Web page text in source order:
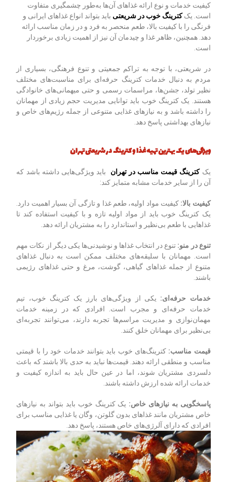
کیفیت خدمات و نوع ارائه غذاهای آن‌ها به‌طور چشمگیری متفاوت
است. یککترینگ خوب در شریعتی باید بتواند انواع غذاهای ایرانی و
فرنگی را با کیفیت بالا، طعم منحصر به فرد و در زمان مناسب ارائه
دهد. همچنین، ظاهر غذا و چیدمان آن نیز از اهمیت زیادی برخوردار
است.
در شریعتی، با توجه به تراکم جمعیتی و تنوع فرهنگی، بسیاری از
مردم به دنبال خدمات کترینگ حرفه‌ای برای مناسبت‌های مختلف
نظیر تولد، جشن‌ها، مراسمات رسمی و حتی میهمانی‌های خانوادگی
هستند. یک کترینگ خوب باید توانایی مدیریت حجم زیادی از مهمانان
را داشته باشد و به نیازهای غذایی متنوعی از جمله رژیم‌های خاص و
نیازهای بهداشتی پاسخ دهد.
ویژگی‌های یک بهترین تهیه غذا و کترینگ در شریعتی تهران
یککترینگ قیمت مناسب در تهران
باید ویژگی‌هایی داشته باشد که
آن را از سایر خدمات مشابه متمایز کند:
کیفیت بالا: کیفیت مواد اولیه، طعم غذا و تازگی آن بسیار اهمیت دارد.
یک کترینگ خوب باید از مواد اولیه تازه و با کیفیت استفاده کند تا
غذاهایی با طعم بی‌نظیر و استاندارد را به مشتریان ارائه دهد.
تنوع در منو: تنوع در انتخاب غذاها و نوشیدنی‌ها یکی دیگر از نکات مهم
است. مهمانان با سلیقه‌های مختلف ممکن است به دنبال غذاهای
متنوع از جمله غذاهای گیاهی، گوشت، مرغ و حتی غذاهای رژیمی
باشند.
خدمات حرفه‌ای: یکی از ویژگی‌های بارز یک کترینگ خوب، تیم
خدمات حرفه‌ای و مجرب است. افرادی که در زمینه خدمات
مهمان‌نوازی و مدیریت مراسم‌ها تجربه دارند، می‌توانند تجربه‌ای
بی‌نظیر برای مهمانان خلق کنند.
قیمت مناسب: کترینگ‌های خوب باید بتوانند خدمات خود را با قیمتی
مناسب و منطقی ارائه دهند. قیمت‌ها نباید به حدی بالا باشند که باعث
دلسردی مشتریان شوند، اما در عین حال باید به اندازه کیفیت و
خدمات ارائه شده ارزش داشته باشند.
پاسخگویی به نیازهای خاص: یک کترینگ خوب باید بتواند به نیازهای
خاص مشتریان مانند غذاهای بدون گلوتن، وگان یا غذایی مناسب برای
افرادی که دارای آلرژی‌های خاص هستند، پاسخ دهد.